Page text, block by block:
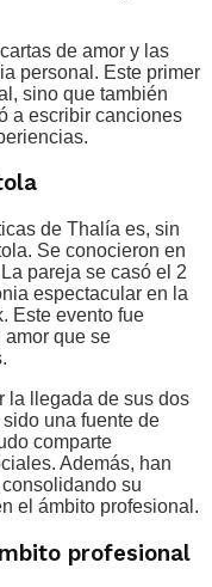
de amor y las
personal. Este primer
sino que también
a escribir canciones
de Thalía es, sin
Se conocieron en
pareja se casó el 2
espectacular en la
Este evento fue
amor que se
la llegada de sus dos
una fuente de
comparte
Además, han
su
el ámbito profesional.
profesional